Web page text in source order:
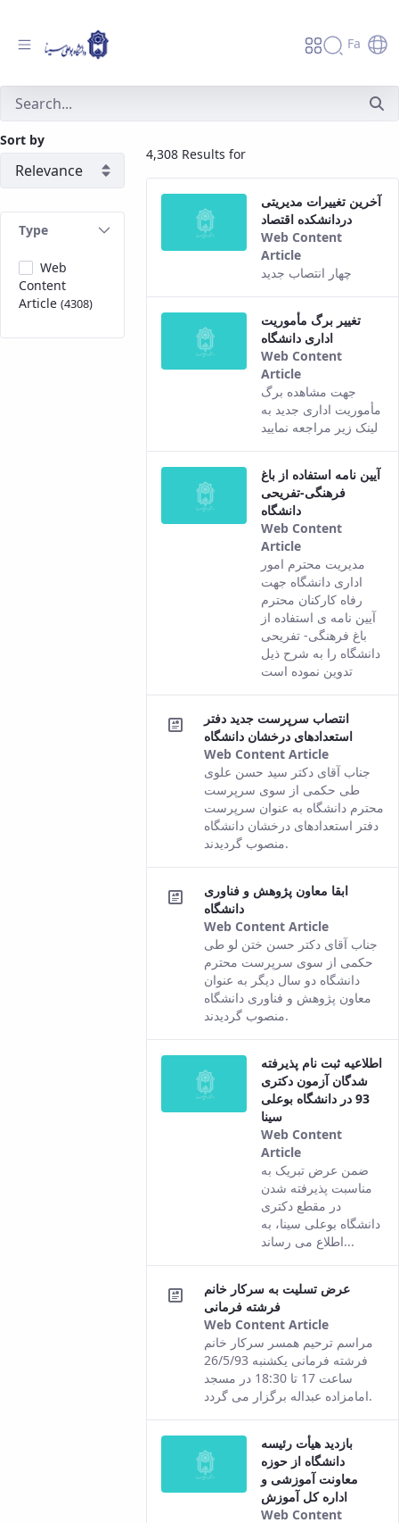
Fa
جستجو - دانشگاه بوعلی سینا همدان
Sort by
Type
Web
Content
Article (4308)
4,308 Results for
آخرین تغییرات مدیریتی
دردانشکده اقتصاد
Web Content
Article
This result
comes from
version of this
content.
چهار انتصاب جدید
تغییر برگ مأموریت
اداری دانشگاه
Web Content
Article
This result
comes from
the Persian
version of this
جهت مشاهده برگ
مأموریت اداری جدید به
لینک زیر مراجعه نمایید
آیین نامه استفاده از باغ
فرهنگی-تفریحی
دانشگاه
Web Content
Article
This result
comes from
the Persian
version of this
content.
مدیریت محترم امور
اداری دانشگاه جهت
رفاه کارکنان محترم
آیین نامه ی استفاده از
باغ فرهنگی- تفریحی
دانشگاه را به شرح ذیل
تدوین نموده است
انتصاب سرپرست جدید دفتر
استعدادهای درخشان دانشگاه
Web Content Article
This
result
comes
from the
Persian
content.
جناب آقای دکتر سید حسن علوی
طی حکمی از سوی سرپرست
محترم دانشگاه به عنوان سرپرست
دفتر استعدادهای درخشان دانشگاه
منصوب گردیدند.
ابقا معاون پژوهش و فناوری
دانشگاه
Web Content Article
This
result
comes
from the
Persian
content.
جناب آقای دکتر حسن ختن لو طی
حکمی از سوی سرپرست محترم
دانشگاه دو سال دیگر به عنوان
معاون پژوهش و فناوری دانشگاه
منصوب گردیدند.
اطلاعیه ثبت نام پذیرفته
شدگان آزمون دکتری
93 در دانشگاه بوعلی
سینا
Web Content
Article
This result
comes from
the Persian
version of this
content.
ضمن عرض تبریک به
مناسبت پذیرفته شدن
در مقطع دکتری
دانشگاه بوعلی سینا، به
اطلاع می رساند...
عرض تسلیت به سرکار خانم
فرشته فرمانی
Web Content Article
This
result
comes
from the
Persian
this
content.
مراسم ترحیم همسر سرکار خانم
فرشته فرمانی یکشنبه 26/5/93
ساعت 17 تا 18:30 در مسجد
امامزاده عبداله برگزار می گردد.
بازدید هیأت رئیسه
دانشگاه از حوزه
معاونت آموزشی و
اداره کل آموزش
Web Content